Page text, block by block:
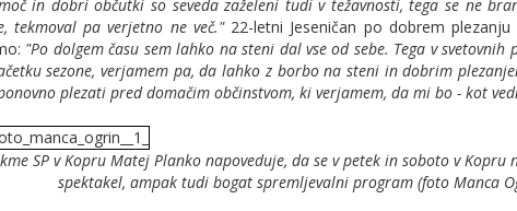
in dobri občutki so seveda zaželeni tudi v težavnosti, tega se ne
tekmoval pa verjetno ne več."22-letni Jeseničan po dobrem
"Po dolgem času sem lahko na steni dal vse od sebe. Tega v
sezone, verjamem pa, da lahko z borbo na steni in dobrim
plezati pred domačim občinstvom, ki verjamem, da mi bo - kot
SP v Kopru Matej Planko napoveduje, da se v petek in soboto v
spektakel, ampak tudi bogat spremljevalni program (foto Manca